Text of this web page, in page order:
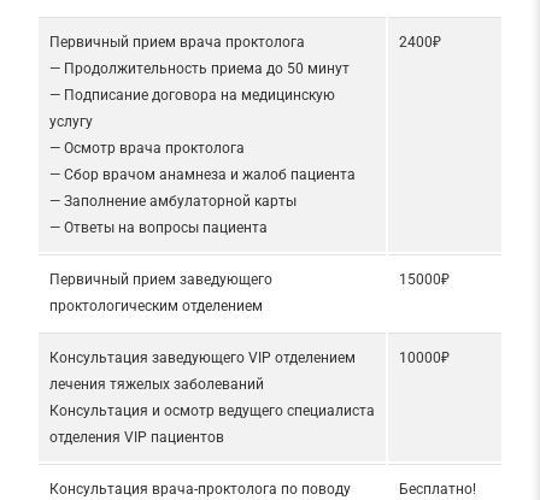
Первичный прием врача проктолога
— Продолжительность приема до 50 минут
— Подписание договора на медицинскую
услугу
— Осмотр врача проктолога
— Сбор врачом анамнеза и жалоб пациента
— Заполнение амбулаторной карты
— Ответы на вопросы пациента
2400₽
Первичный прием заведующего
проктологическим отделением
15000₽
Консультация заведующего VIP отделением
лечения тяжелых заболеваний
Консультация и осмотр ведущего специалиста
отделения VIP пациентов
10000₽
Консультация врача-проктолога по поводу
Бесплатно!